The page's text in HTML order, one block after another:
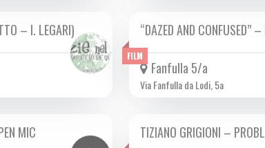
– I. LEGARI)
FILM
DA MAR 03/10 A MAR 31/10
“DAZED AND CONFUSED”
Fanfulla 5/a
Via Fanfulla da Lodi, 5a
MIC MAR 17/10 2023
TIZIANO GRIGIONI –